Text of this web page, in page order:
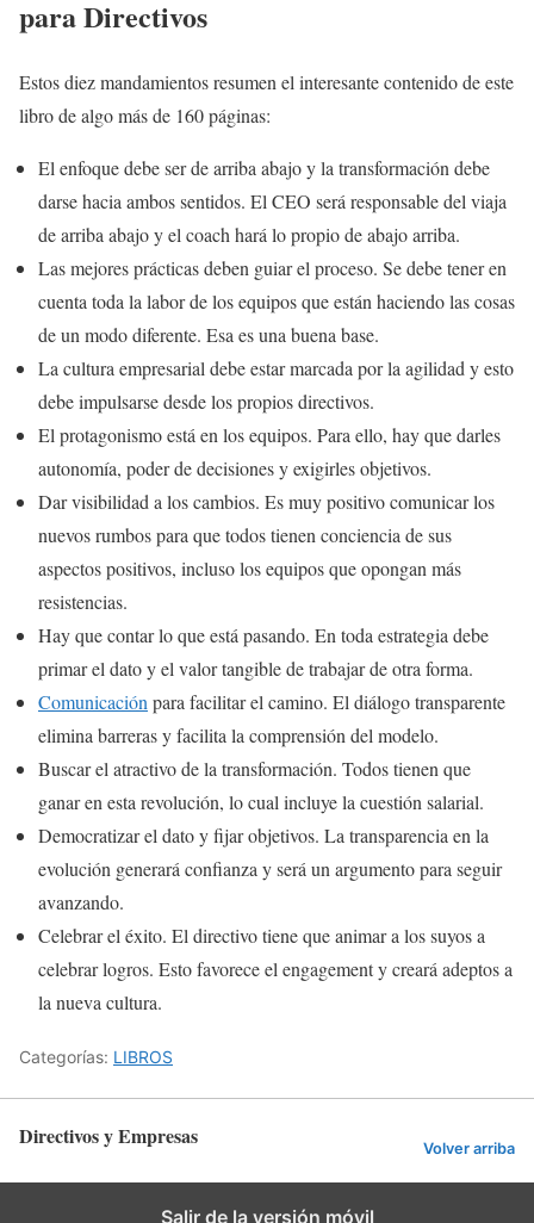
para Directivos
Estos diez mandamientos resumen el interesante contenido de este
libro de algo más de 160 páginas:
El enfoque debe ser de arriba abajo y la transformación debe
darse hacia ambos sentidos. El CEO será responsable del viaja
de arriba abajo y el coach hará lo propio de abajo arriba.
Las mejores prácticas deben guiar el proceso. Se debe tener en
cuenta toda la labor de los equipos que están haciendo las cosas
de un modo diferente. Esa es una buena base.
La cultura empresarial debe estar marcada por la agilidad y esto
debe impulsarse desde los propios directivos.
El protagonismo está en los equipos. Para ello, hay que darles
autonomía, poder de decisiones y exigirles objetivos.
Dar visibilidad a los cambios. Es muy positivo comunicar los
nuevos rumbos para que todos tienen conciencia de sus
aspectos positivos, incluso los equipos que opongan más
resistencias.
Hay que contar lo que está pasando. En toda estrategia debe
primar el dato y el valor tangible de trabajar de otra forma.
Comunicación para facilitar el camino. El diálogo transparente
elimina barreras y facilita la comprensión del modelo.
Buscar el atractivo de la transformación. Todos tienen que
ganar en esta revolución, lo cual incluye la cuestión salarial.
Democratizar el dato y fijar objetivos. La transparencia en la
evolución generará confianza y será un argumento para seguir
avanzando.
Celebrar el éxito. El directivo tiene que animar a los suyos a
celebrar logros. Esto favorece el engagement y creará adeptos a
la nueva cultura.
Categorías: LIBROS
Directivos y Empresas Volver arriba
Salir de la versión móvil